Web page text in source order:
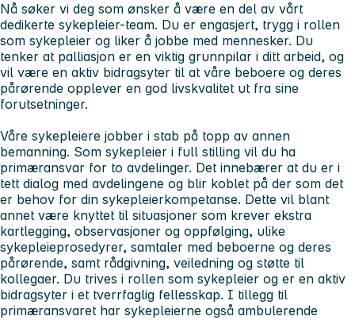
Nå søker vi deg som ønsker å være en del av vårt
dedikerte sykepleier-team. Du er engasjert, trygg i rollen
som sykepleier og liker å jobbe med mennesker. Du
tenker at palliasjon er en viktig grunnpilar i ditt arbeid, og
vil være en aktiv bidragsyter til at våre beboere og deres
pårørende opplever en god livskvalitet ut fra sine
forutsetninger.
Våre sykepleiere jobber i stab på topp av annen
bemanning. Som sykepleier i full stilling vil du ha
primæransvar for to avdelinger. Det innebærer at du er i
tett dialog med avdelingene og blir koblet på der som det
er behov for din sykepleierkompetanse. Dette vil blant
annet være knyttet til situasjoner som krever ekstra
kartlegging, observasjoner og oppfølging, ulike
sykepleieprosedyrer, samtaler med beboerne og deres
pårørende, samt rådgivning, veiledning og støtte til
kollegaer. Du trives i rollen som sykepleier og er en aktiv
bidragsyter i et tverrfaglig fellesskap. I tillegg til
primæransvaret har sykepleierne også ambulerende